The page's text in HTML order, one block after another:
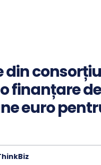
din
finanțare de
euro